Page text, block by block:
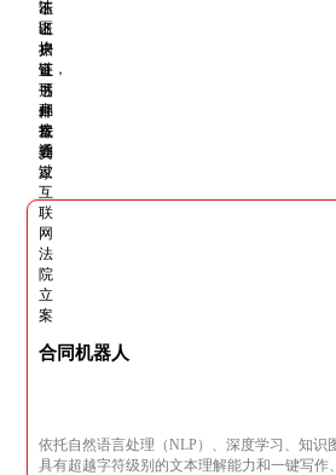
合同机器人
依托自然语言处理（NLP）、深度学习、知识
具有超越字符级别的文本理解能力和一键写作